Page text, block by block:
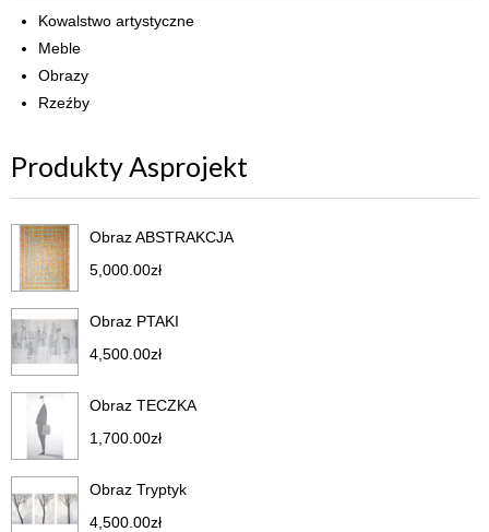
Kowalstwo artystyczne
Meble
Obrazy
Rzeźby
Produkty Asprojekt
Obraz ABSTRAKCJA
5,000.00zł
Obraz PTAKI
4,500.00zł
Obraz TECZKA
1,700.00zł
Obraz Tryptyk
4,500.00zł